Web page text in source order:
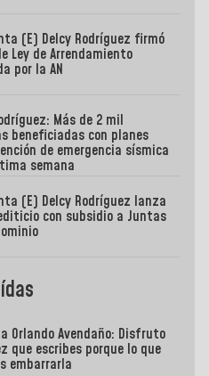
(E) Delcy Rodríguez firmó
Ley de Arrendamiento
por la AN
Más de 2 mil
beneficiadas con planes
de emergencia sísmica
semana
(E) Delcy Rodríguez lanza
con subsidio a Juntas
Orlando Avendaño: Disfruto
que escribes porque lo que
embarrarla